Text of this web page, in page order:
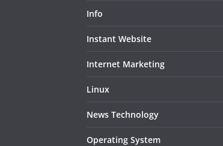
Info
Instant Website
Internet Marketing
Linux
News Technology
Operating System